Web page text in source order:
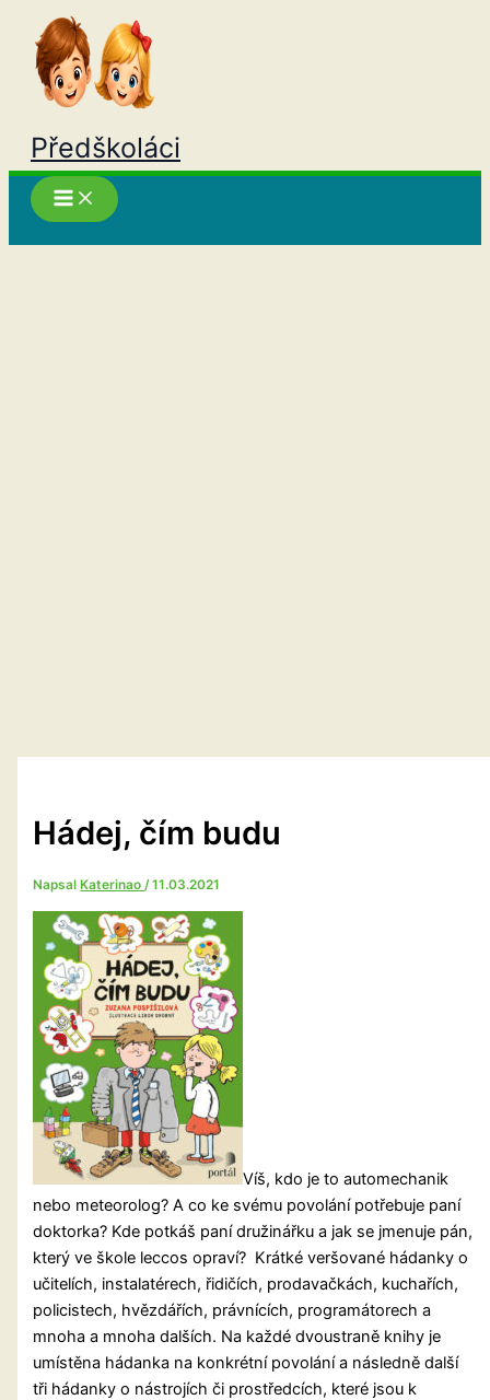
Přeskočit
obsah
Předškoláci
Hádej, čím budu
Napsal Katerinao/11.03.2021
Víš, kdo je to automechanik
nebo meteorolog? A co ke svému povolání potřebuje paní
doktorka? Kde potkáš paní družinářku a jak se jmenuje pán,
který ve škole leccos opraví? Krátké veršované hádanky o
učitelích, instalatérech, řidičích, prodavačkách, kuchařích,
policistech, hvězdářích, právnících, programátorech a
mnoha a mnoha dalších. Na každé dvoustraně knihy je
umístěna hádanka na konkrétní povolání a následně další
tři hádanky o nástrojích či prostředcích, které jsou k